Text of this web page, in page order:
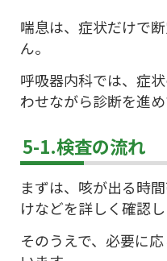
喘息は、症状だけで
ん。
呼吸器内科では、症
わせながら診断を進め
5-1.検査の流れ
まずは、咳が出る時
けなどを詳しく確認し
そのうえで、必要に